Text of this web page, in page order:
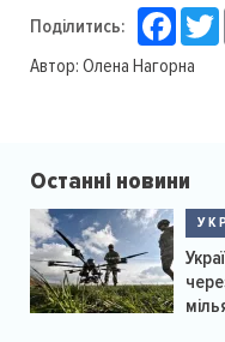
Поділитись:
Автор: Олена Нагорна
Останні новини